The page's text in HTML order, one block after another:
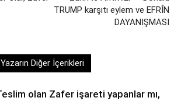
TRUMP karşıtı eylem ve EFRÎN
DAYANIŞMASI
Yazarın Diğer İçerikleri
olan Zafer işareti yapanlar mı,